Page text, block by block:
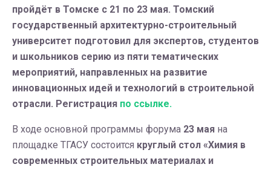
пройдёт в Томске с 21 по 23 мая. Томский
государственный архитектурно-строительный
университет подготовил для экспертов, студентов
и школьников серию из пяти тематических
мероприятий, направленных на развитие
инновационных идей и технологий в строительной
отрасли. Регистрация по ссылке.
В ходе основной программы форума 23 мая на
площадке ТГАСУ состоится круглый стол «Химия в
современных строительных материалах и